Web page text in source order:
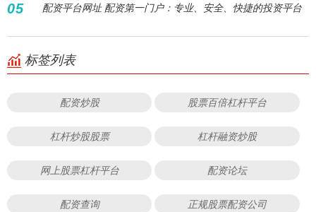
05 配资平台网址 配资第一门户：专业、安全、快捷的投资平台
标签列表
配资炒股 股票百倍杠杆平台
杠杆炒股股票 杠杆融资炒股
网上股票杠杆平台 配资论坛
配资查询 正规股票配资公司